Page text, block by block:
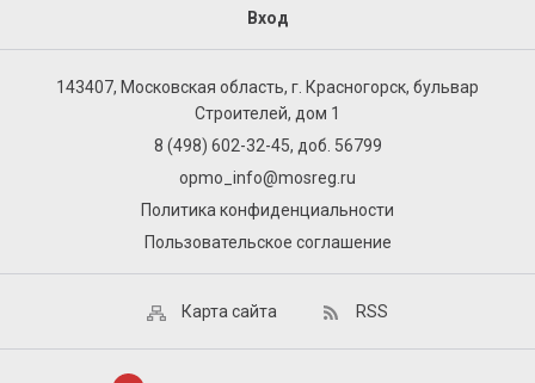
Вход
143407, Московская область, г. Красногорск, бульвар
Строителей, дом 1
8 (498) 602-32-45, доб. 56799
opmo_info@mosreg.ru
Политика конфиденциальности
Пользовательское соглашение
Карта сайта RSS